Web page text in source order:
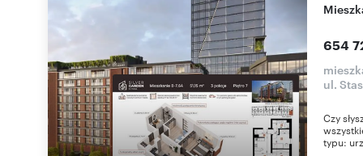
654
ul.
Czy
typu: